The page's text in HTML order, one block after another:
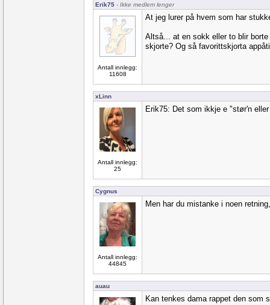
Erik75 - Ikke medlem lenger
Antall innlegg:
11608
At jeg lurer på hvem som har
Altså... at en sokk eller to blir
skjorte? Og så favorittskjorta
xLinn
Antall innlegg:
25
Erik75: Det som ikkje e "stør'n
Cygnus
Antall innlegg:
44845
Men har du mistanke i noen
auau
Kan tenkes dama rappet den som